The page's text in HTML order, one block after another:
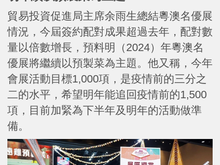
貿易投資促進局主席余雨生總結粵澳名優展
情況，今屆簽約配對成果超過去年，配對數
量以倍數增長，預料明（2024）年粵澳名
優展將繼續以預製菜為主題。他又稱，今年
會展活動目標1,000項，是疫情前的三分之
二的水平，希望明年能追回疫情前的1,500
項，目前加緊為下半年及明年的活動做準
備。